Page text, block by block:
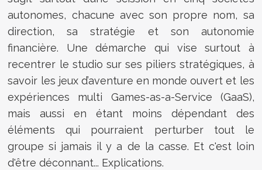
autonomes, chacune avec son propre nom, sa
direction, sa stratégie et son autonomie
financière. Une démarche qui vise surtout à
recentrer le studio sur ses piliers stratégiques, à
savoir les jeux d’aventure en monde ouvert et les
expériences multi Games-as-a-Service (GaaS),
mais aussi en étant moins dépendant des
éléments qui pourraient perturber tout le
groupe si jamais il y a de la casse. Et c'est loin
d'être déconnant... Explications.